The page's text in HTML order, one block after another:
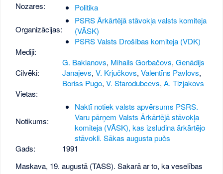
Nozares:
Politika
Organizācijas:
PSRS Ārkārtējā stāvokļa valsts komiteja
(VĀSK)
PSRS Valsts Drošības komiteja (VDK)
Mediji:
Cilvēki:
G. Baklanovs, Mihails Gorbačovs,Genādijs
Janajevs,V. Krjučkovs,Valentīns Pavlovs,
Boriss Pugo,V. Starodubcevs,A. Tizjakovs
Vietas:
Notikums:
Naktī notiek valsts apvērsums PSRS.
Varu pārņem Valsts Ārkārtējā stāvokļa
komiteja (VĀSK), kas izsludina ārkārtējo
stāvokli. Sākas augusta pučs
Gads:
1991
Maskava, 19. augustā (TASS). Sakarā ar to, ka veselības